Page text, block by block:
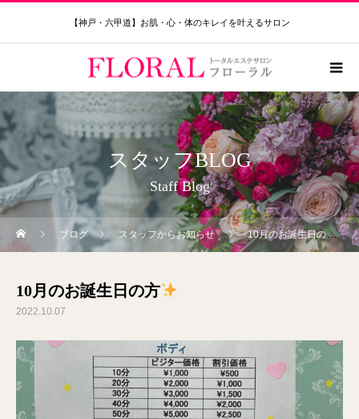
【神戸・六甲道】お肌・心・体のキレイを叶えるサロン
スタッフBLOG
Staff Blog
ブログ スタッフからお知らせ 10月のお誕生日の方
10月のお誕生日の方
2022.10.07